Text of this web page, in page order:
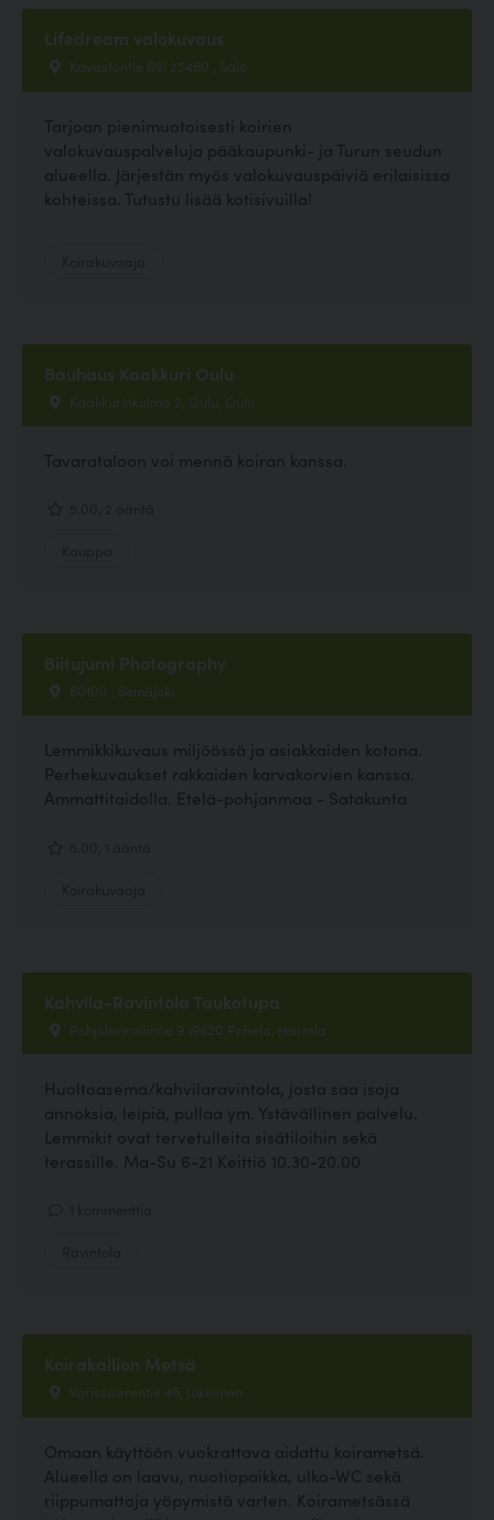
Lifedream valokuvaus
Kavastontie 691 25460 , Salo
Tarjoan pienimuotoisesti koirien
valokuvauspalveluja pääkaupunki- ja Turun seudun
alueella. Järjestän myös valokuvauspäiviä erilaisissa
kohteissa. Tutustu lisää kotisivuilla!
Bauhaus Kaakkuri Oulu
Kaakkurinkulma 2, Oulu, Oulu
Tavarataloon voi mennä koiran kanssa.
Biitujumi Photography
60100 , Seinäjoki
Lemmikkikuvaus miljöössä ja asiakkaiden kotona.
Perhekuvaukset rakkaiden karvakorvien kanssa.
Ammattitaidolla. Etelä-pohjanmaa - Satakunta
Kahvila-Ravintola Taukotupa
Pohjolanraitintie 9 19620 Pohela, Hartola
Huoltoasema/kahvilaravintola, josta saa isoja
annoksia, leipiä, pullaa ym. Ystävällinen palvelu.
Lemmikit ovat tervetulleita sisätiloihin sekä
terassille. Ma-Su 6-21 Keittiö 10.30-20.00
Koirakallion Metsä
Varissaarentie 46, Jokioinen
Omaan käyttöön vuokrattava aidattu koirametsä.
Alueella on laavu, nuotiopaikka, ulko-WC sekä
riippumattoja yöpymistä varten. Koirametsässä